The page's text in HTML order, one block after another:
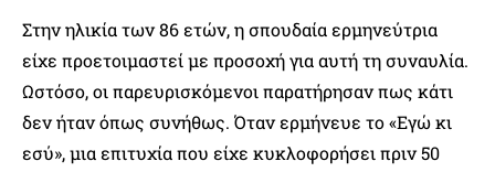
Στην ηλικία των 86 ετών, η σπουδαία ερμηνεύτρια
είχε προετοιμαστεί με προσοχή για αυτή τη συναυλία.
Ωστόσο, οι παρευρισκόμενοι παρατήρησαν πως κάτι
δεν ήταν όπως συνήθως. Όταν ερμήνευε το «Εγώ κι
εσύ», μια επιτυχία που είχε κυκλοφορήσει πριν 50